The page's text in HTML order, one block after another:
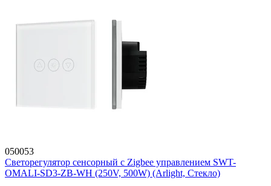
050053
Светорегулятор сенсорный с Zigbee управлением SWT-
OMALI-SD3-ZB-WH (250V, 500W) (Arlight, Стекло)